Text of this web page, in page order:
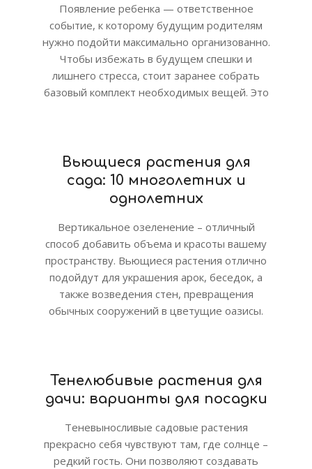
Появление ребенка — ответственное
событие, к которому будущим родителям
нужно подойти максимально организованно.
Чтобы избежать в будущем спешки и
лишнего стресса, стоит заранее собрать
базовый комплект необходимых вещей. Это
Вьющиеся растения для
сада: 10 многолетних и
однолетних
Вертикальное озеленение – отличный
способ добавить объема и красоты вашему
пространству. Вьющиеся растения отлично
подойдут для украшения арок, беседок, а
также возведения стен, превращения
обычных сооружений в цветущие оазисы.
Тенелюбивые растения для
дачи: варианты для посадки
Теневыносливые садовые растения
прекрасно себя чувствуют там, где солнце –
редкий гость. Они позволяют создавать